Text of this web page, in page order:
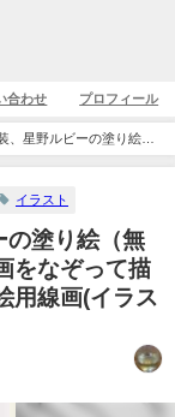
合わせ プロフィール
、星野ルビーの塗り絵
練習にも活用できる。塗
イラスト
の塗り絵（無
をなぞって描
用線画(イラス